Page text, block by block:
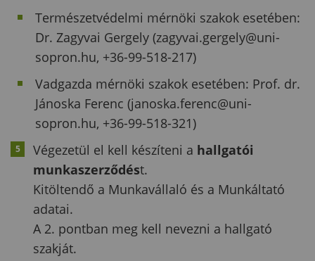
Természetvédelmi mérnöki szakok esetében:
Dr. Zagyvai Gergely (zagyvai.gergely@uni-
sopron.hu, +36-99-518-217)
Vadgazda mérnöki szakok esetében: Prof. dr.
Jánoska Ferenc (janoska.ferenc@uni-
sopron.hu, +36-99-518-321)
Végezetül el kell készíteni a hallgatói
munkaszerződést.
Kitöltendő a Munkavállaló és a Munkáltató
adatai.
A 2. pontban meg kell nevezni a hallgató
szakját.